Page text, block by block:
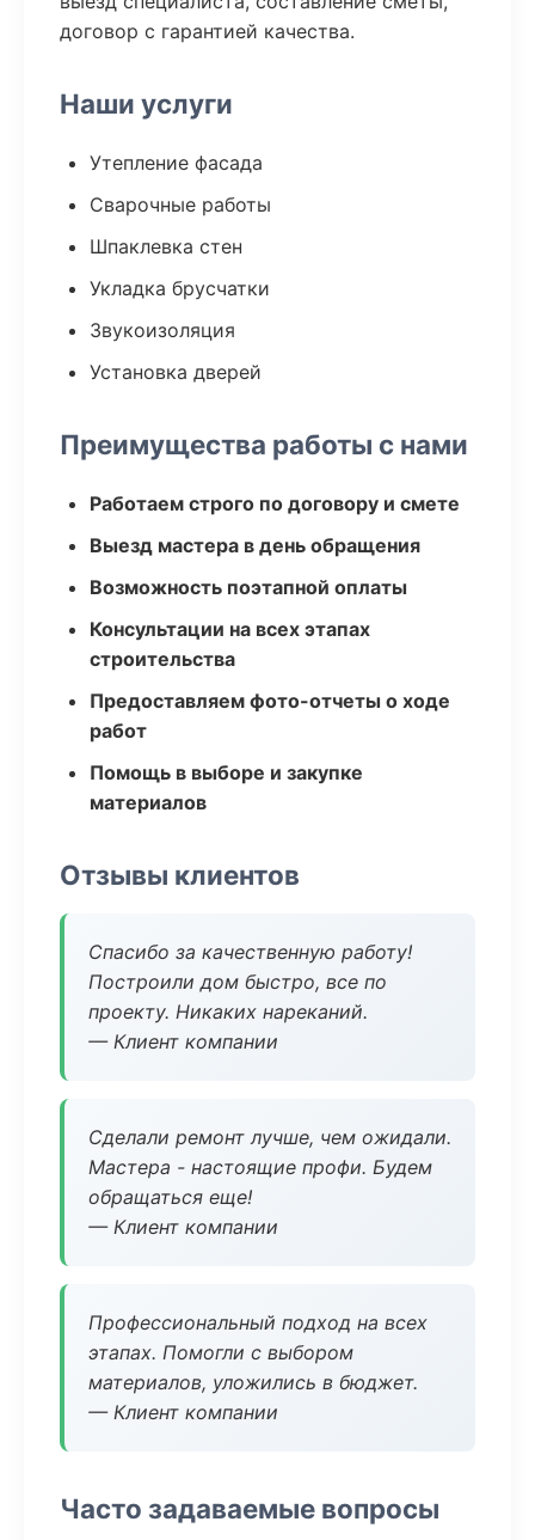
договор с гарантией качества.
Наши услуги
Утепление фасада
Сварочные работы
Шпаклевка стен
Укладка брусчатки
Звукоизоляция
Установка дверей
Преимущества работы с нами
Работаем строго по договору и смете
Выезд мастера в день обращения
Возможность поэтапной оплаты
Консультации на всех этапах
строительства
Предоставляем фото-отчеты о ходе
работ
Помощь в выборе и закупке
материалов
Отзывы клиентов
Спасибо за качественную работу!
Построили дом быстро, все по
проекту. Никаких нареканий.
— Клиент компании
Сделали ремонт лучше, чем ожидали.
Мастера - настоящие профи. Будем
обращаться еще!
— Клиент компании
Профессиональный подход на всех
этапах. Помогли с выбором
материалов, уложились в бюджет.
— Клиент компании
Часто задаваемые вопросы